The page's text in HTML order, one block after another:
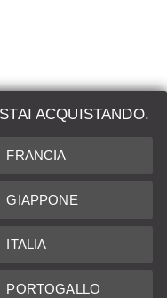
ACQUISTANDO.
FRANCIA
GIAPPONE
ITALIA
PORTOGALLO